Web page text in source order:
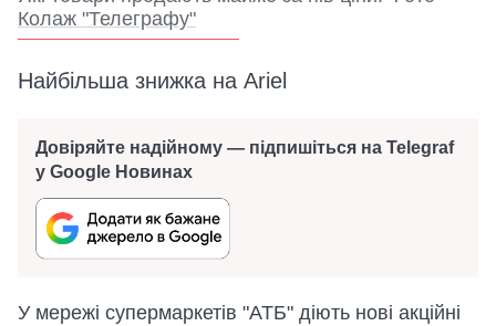
Колаж "Телеграфу"
Найбільша знижка на Ariel
Довіряйте надійному — підпишіться на Telegraf
у Google Новинах
У мережі супермаркетів "АТБ" діють нові акційні